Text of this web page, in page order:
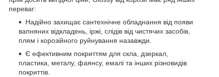
переваг:
Надійно захищає сантехнічне обладнання від появи
вапняних відкладень, іржі, слідів від чистячих засобів,
плям і корозійного руйнування назавжди.
Є ефективним покриттям для скла, дзеркал,
пластика, металу, фаянсу, емалі та інших різновидів
покриттів.